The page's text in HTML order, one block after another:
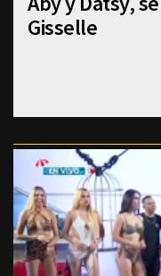
Gisselle